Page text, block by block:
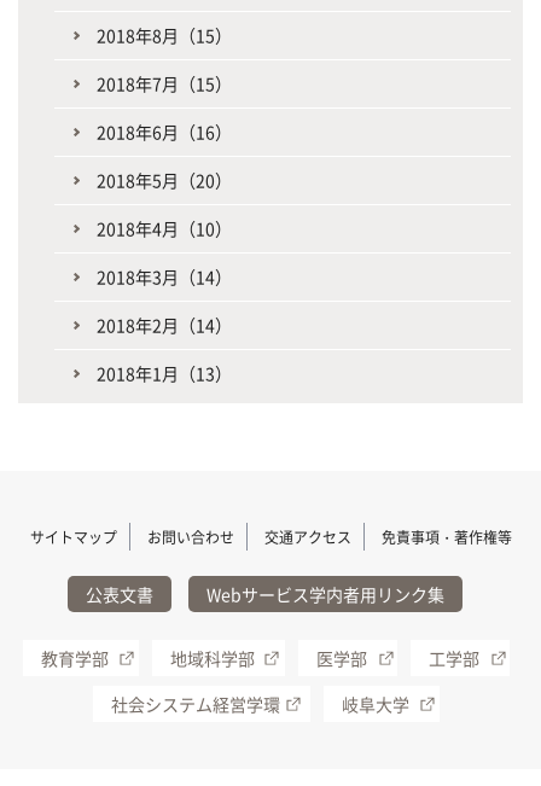
2018年8月（15）
2018年7月（15）
2018年6月（16）
2018年5月（20）
2018年4月（10）
2018年3月（14）
2018年2月（14）
2018年1月（13）
サイトマップ お問い合わせ 交通アクセス 免責事項・著作権等
公表文書 Webサービス学内者用リンク集
教育学部 地域科学部 医学部
工学部
社会システム経営学環
岐阜大学